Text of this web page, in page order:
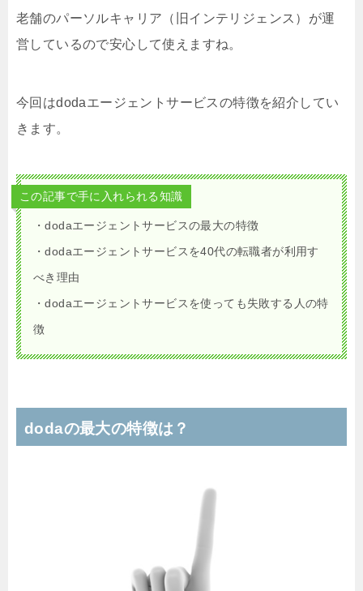
老舗のパーソルキャリア（旧インテリジェンス）が運
営しているので安心して使えますね。
今回はdodaエージェントサービスの特徴を紹介してい
きます。
この記事で手に入れられる知識
・dodaエージェントサービスの最大の特徴
・dodaエージェントサービスを40代の転職者が利用す
べき理由
・dodaエージェントサービスを使っても失敗する人の特
徴
dodaの最大の特徴は？